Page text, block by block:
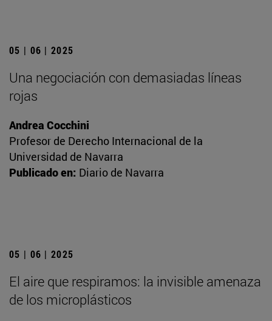
05 | 06 | 2025
Una negociación con demasiadas líneas
rojas
Andrea Cocchini
Profesor de Derecho Internacional de la
Universidad de Navarra
Publicado en: Diario de Navarra
05 | 06 | 2025
El aire que respiramos: la invisible amenaza
de los microplásticos